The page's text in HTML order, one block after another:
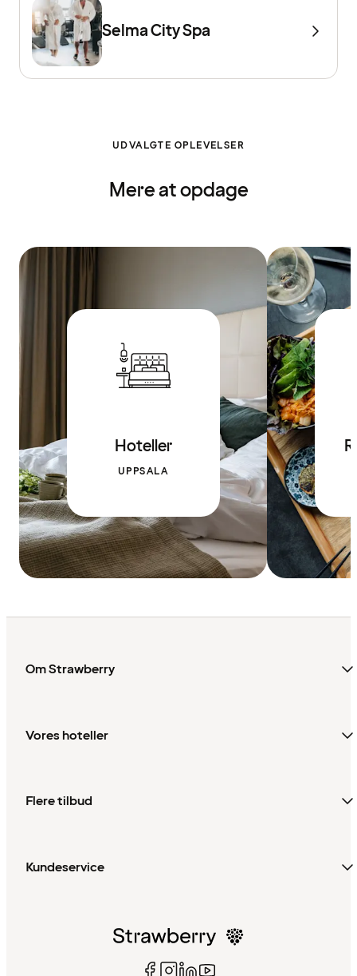
Selma City Spa
UDVALGTE OPLEVELSER
Mere at opdage
Hoteller
UPPSALA
Om Strawberry
Vores hoteller
Flere tilbud
Kundeservice